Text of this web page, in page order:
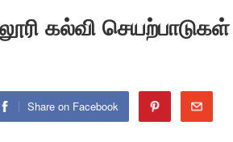
கல்வி செயற்பாடுகள்
Share on Facebook